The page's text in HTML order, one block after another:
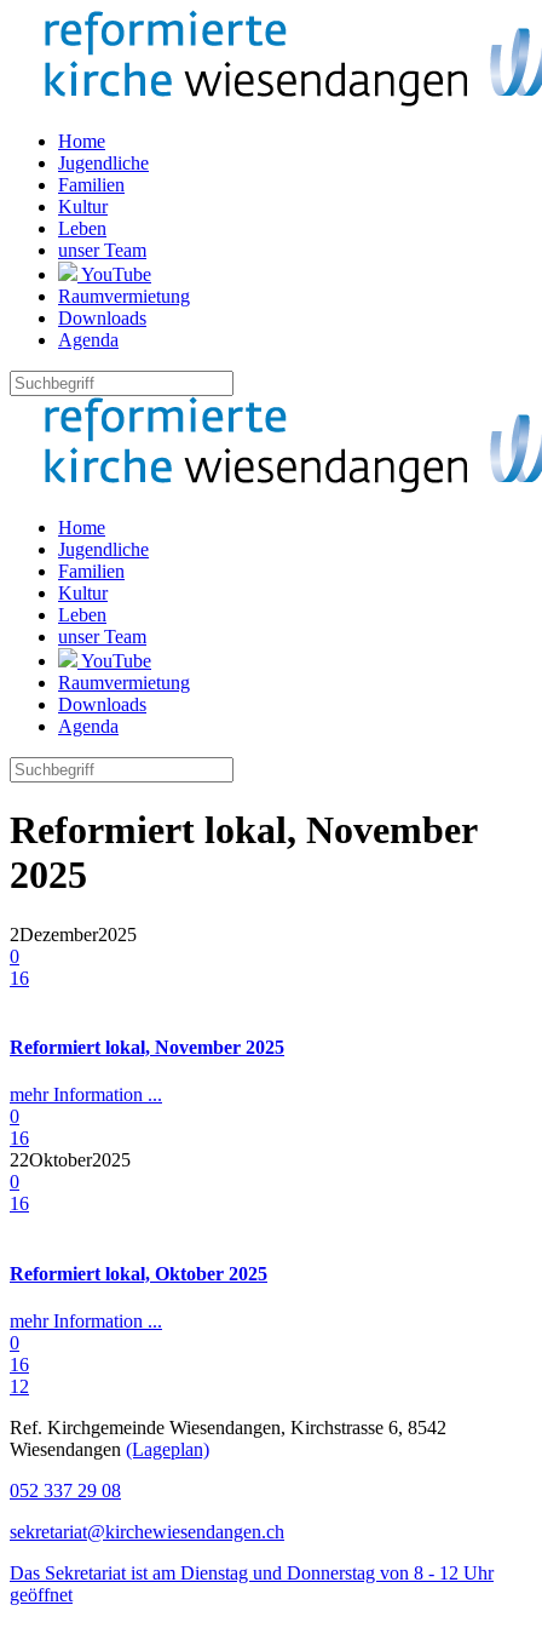
Home
Jugendliche
Familien
Kultur
Leben
unser Team
YouTube
Raumvermietung
Downloads
Agenda
Home
Jugendliche
Familien
Kultur
Leben
unser Team
YouTube
Raumvermietung
Downloads
Agenda
Reformiert lokal, November
2025
2Dezember2025
0
16
Reformiert lokal, November 2025
mehr Information ...
0
16
22Oktober2025
0
16
Reformiert lokal, Oktober 2025
mehr Information ...
0
16
1 2
Ref. Kirchgemeinde Wiesendangen, Kirchstrasse 6, 8542
Wiesendangen (Lageplan)
052 337 29 08
sekretariat@kirchewiesendangen.ch
Das Sekretariat ist am Dienstag und Donnerstag von 8 - 12 Uhr
geöffnet